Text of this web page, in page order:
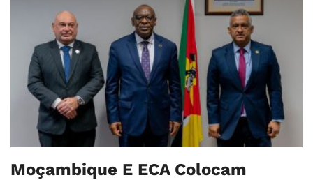
Moçambique E ECA Colocam